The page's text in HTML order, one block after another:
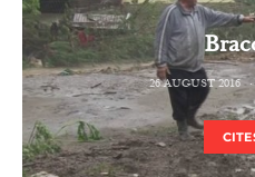
26 AUGUST 2016